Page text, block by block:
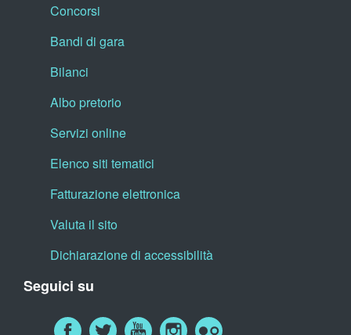
Concorsi
Bandi di gara
Bilanci
Albo pretorio
Servizi online
Elenco siti tematici
Fatturazione elettronica
Valuta il sito
Dichiarazione di accessibilità
Seguici su